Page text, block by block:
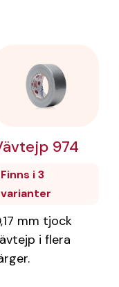
974
Finns i 3
varianter
mm tjock
i flera